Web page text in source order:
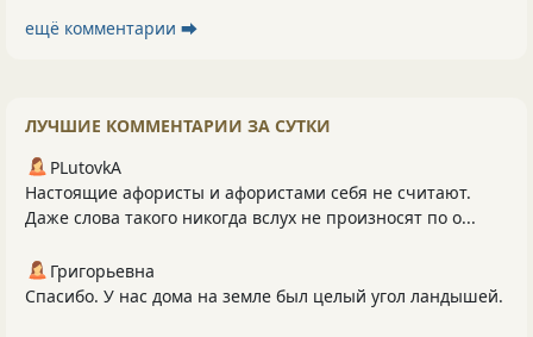
ещё комментарии ⮕
ЛУЧШИЕ КОММЕНТАРИИ ЗА СУТКИ
PLutоvkА
Настоящие афористы и афористами себя не считают.
Даже слова такого никогда вслух не произносят по о...
Григорьевна
Спасибо. У нас дома на земле был целый угол ландышей.